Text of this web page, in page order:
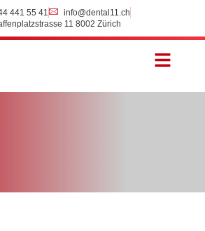
441 55 41
info@dental11.ch
11 8002 Zürich